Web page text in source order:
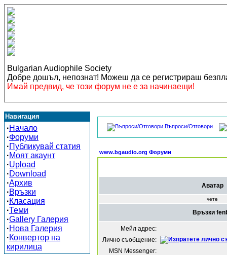
Bulgarian Audiophile Society
Добре дошъл, непознат! Можеш да се регистрираш
Имай предвид, че този форум не е за начинаещи!
Навигация
·Начало
·Форуми
·Публикувай статия
·Моят акаунт
·Upload
·Download
·Архив
·Връзки
·Класация
·Теми
·Gallery Галерия
·Нова Галерия
·Конвертор на
кирилица
Въпроси/Отговори
www.bgaudio.org Форуми
Аватар
чете
Връзки
Мейл адрес:
Лично съобщение:
MSN Messenger: